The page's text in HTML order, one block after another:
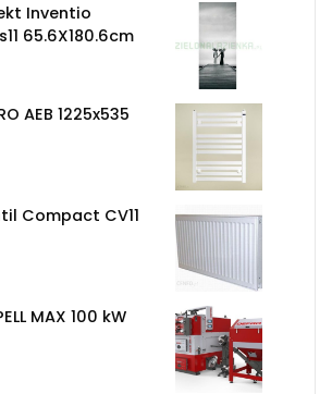
Inventio
65.6X180.6cm
AEB 1225x535
Compact CV11
MAX 100 kW